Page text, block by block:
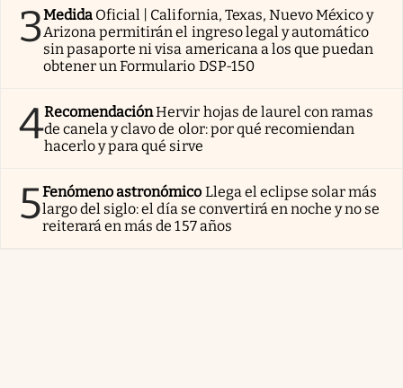
3Medida Oficial | California, Texas, Nuevo México y
Arizona permitirán el ingreso legal y automático
sin pasaporte ni visa americana a los que puedan
obtener un Formulario DSP-150
4RecomendaciónHervir hojas de laurel con ramas
de canela y clavo de olor: por qué recomiendan
hacerlo y para qué sirve
5Fenómeno astronómico Llega el eclipse solar más
largo del siglo: el día se convertirá en noche y no se
reiterará en más de 157 años